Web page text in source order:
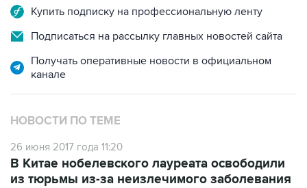
Подписаться на рассылку главных новостей сайта
Получать оперативные новости в официальном
НОВОСТИ ПО ТЕМЕ
26 июня 2017 года 11:20
из тюрьмы из-за неизлечимого заболевания